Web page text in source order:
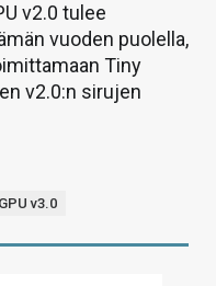
v2.0 tulee
vuoden puolella,
Tiny
v2.0:n sirujen
v3.0